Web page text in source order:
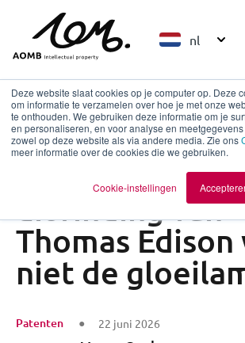
Deze website slaat cookies op je computer op. Deze
om informatie te verzamelen over hoe je met onze
te onthouden. We gebruiken deze informatie om je
en personaliseren, en voor analyse en
zowel op deze website als via andere media. Zie ons
meer informatie over de cookies die we gebruiken.
Cookie-instellingen
nl
Terug naar overzicht
De grootste
uitvinding van
Thomas Edison
niet de
Patenten 22 juni 2026